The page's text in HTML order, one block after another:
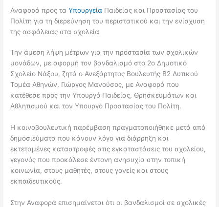
Αναφορά προς ταΥπουργεία Παιδείας και Προστασίας του
Πολίτη για τη διερεύνηση του περιστατικού και την ενίσχυση
της ασφάλειας στα σχολεία
Την άμεση λήψη μέτρων για την προστασία των σχολικών
μονάδων, με αφορμή τον βανδαλισμό στο 2ο Δημοτικό
Σχολείο Νάξου, ζητά ο Ανεξάρτητος Βουλευτής Β2 Δυτικού
Τομέα Αθηνών, Γιώργος Μανούσος, με Αναφορά που
κατέθεσε προς την Υπουργό Παιδείας, Θρησκευμάτων και
Αθλητισμού και τον Υπουργό Προστασίας του Πολίτη.
Η κοινοβουλευτική παρέμβαση πραγματοποιήθηκε μετά από
δημοσιεύματα που κάνουν λόγο για διάρρηξη και
εκτεταμένες καταστροφές στις εγκαταστάσεις του σχολείου,
γεγονός που προκάλεσε έντονη ανησυχία στην τοπική
κοινωνία, στους μαθητές, στους γονείς και στους
εκπαιδευτικούς.
Στην Αναφορά επισημαίνεται ότι οι βανδαλισμοί σε σχολικές